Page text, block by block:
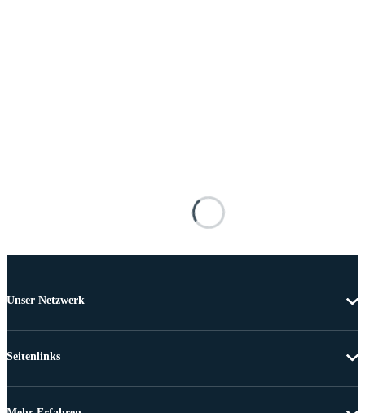
Unser Netzwerk
Seitenlinks